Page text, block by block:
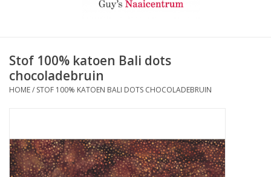
Paspoppen
Opbergsystemen
Stof 100% katoen Bali dots
chocoladebruin
HOME/ STOF 100% KATOEN BALI DOTS CHOCOLADEBRUIN